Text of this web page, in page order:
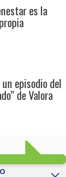
es la
episodio del
de Valora